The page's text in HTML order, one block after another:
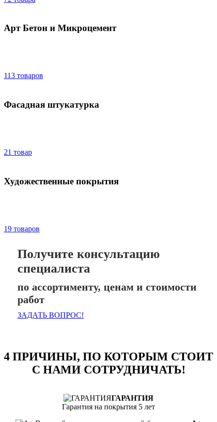
Арт Бетон и Микроцемент
113 товаров
Фасадная штукатурка
21 товар
Художественные покрытия
19 товаров
Получите консультацию
специалиста
по ассортименту, ценам и стоимости
работ
ЗАДАТЬ ВОПРОС!
4 ПРИЧИНЫ, ПО КОТОРЫМ СТОИТ
С НАМИ СОТРУДНИЧАТЬ!
ГАРАНТИЯ
Гарантия на покрытия 5 лет